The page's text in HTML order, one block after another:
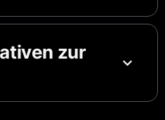
zur